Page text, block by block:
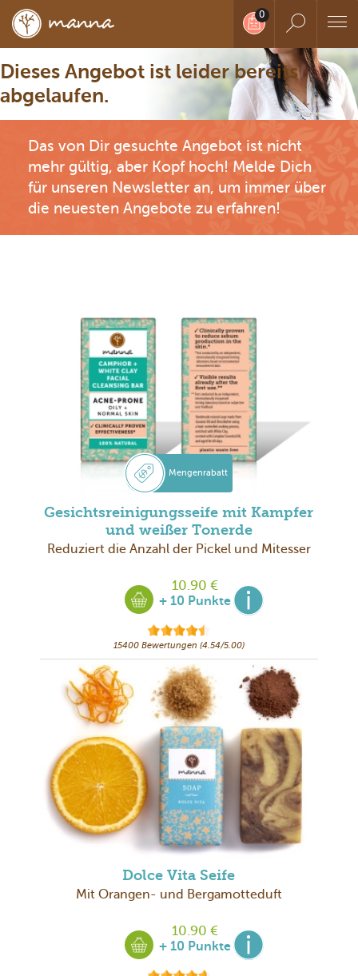
Dieses Angebot ist leider bereits
abgelaufen.
Das von Dir gesuchte Angebot ist nicht
mehr gültig, aber Kopf hoch! Melde Dich
für unseren Newsletter an, um immer über
die neuesten Angebote zu erfahren!
Mengenrabatt
Gesichtsreinigungsseife mit Kampfer
und weißer Tonerde
Reduziert die Anzahl der Pickel und Mitesser
10.90 €
+ 10 Punkte
15400 Bewertungen (4.54/5.00)
Dolce Vita Seife
Mit Orangen- und Bergamotteduft
10.90 €
+ 10 Punkte